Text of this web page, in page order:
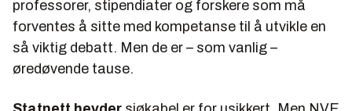
professorer, stipendiater og forskere som må
forventes å sitte med kompetanse til å utvikle en
så viktig debatt. Men de er – som vanlig –
øredøvende tause.